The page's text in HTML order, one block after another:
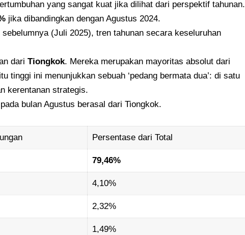
yang sangat kuat jika dilihat dari perspektif tahunan.
jika dibandingkan dengan Agustus 2024.
(Juli 2025), tren tahunan secara keseluruhan
dari Tiongkok. Mereka merupakan mayoritas absolut dari
tinggi ini menunjukkan sebuah ‘pedang bermata dua’: di satu
kerentanan strategis.
bulan Agustus berasal dari Tiongkok.
Persentase dari Total
79,46%
4,10%
2,32%
1,49%